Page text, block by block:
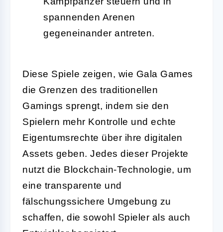
spannenden Arenen
gegeneinander antreten.
Diese Spiele zeigen, wie Gala Games
die Grenzen des traditionellen
Gamings sprengt, indem sie den
Spielern mehr Kontrolle und echte
Eigentumsrechte über ihre digitalen
Assets geben. Jedes dieser Projekte
nutzt die Blockchain-Technologie, um
eine transparente und
fälschungssichere Umgebung zu
schaffen, die sowohl Spieler als auch